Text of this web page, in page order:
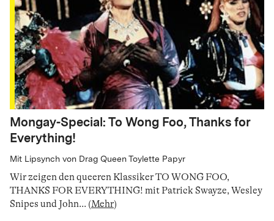
Mongay-Special: To Wong Foo, Thanks for
Everything!
Mit Lipsynch von Drag Queen Toylette Papyr
Wir zeigen den queeren Klassiker TO WONG FOO,
THANKS FOR EVERYTHING! mit Patrick Swayze, Wesley
Snipes und John... (Mehr)